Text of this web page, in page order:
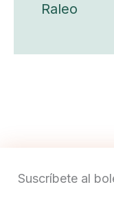
Suscríbete al
Raleo